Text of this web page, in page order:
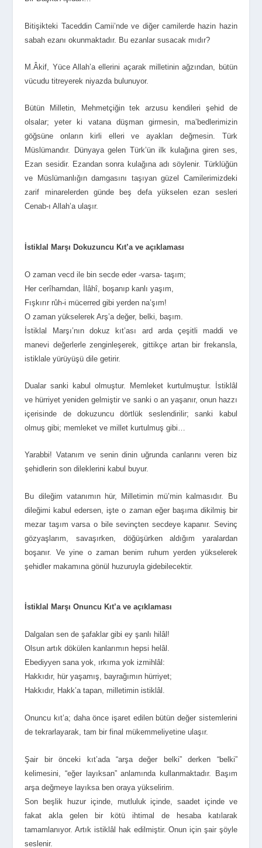
Bitişikteki Taceddin Camii’nde ve diğer camilerde hazin hazin
sabah ezanı okunmaktadır. Bu ezanlar susacak mıdır?
M.Âkif, Yüce Allah’a ellerini açarak milletinin ağzından, bütün
vücudu titreyerek niyazda bulunuyor.
Bütün Milletin, Mehmetçiğin tek arzusu kendileri şehid de
olsalar; yeter ki vatana düşman girmesin, ma’bedlerimizin
göğsüne onların kirli elleri ve ayakları değmesin. Türk
Müslümandır. Dünyaya gelen Türk’ün ilk kulağına giren ses,
Ezan sesidir. Ezandan sonra kulağına adı söylenir. Türklüğün
ve Müslümanlığın damgasını taşıyan güzel Camilerimizdeki
zarif minarelerden günde beş defa yükselen ezan sesleri
Cenab-ı Allah’a ulaşır.
İstiklal Marşı Dokuzuncu Kıt’a ve açıklaması
O zaman vecd ile bin secde eder -varsa- taşım;
Her cerîhamdan, İlâhî, boşanıp kanlı yaşım,
Fışkırır rûh-i mücerred gibi yerden na’şım!
O zaman yükselerek Arş’a değer, belki, başım.
İstiklal Marşı’nın dokuz kıt’ası ard arda çeşitli maddi ve
manevi değerlerle zenginleşerek, gittikçe artan bir frekansla,
istiklale yürüyüşü dile getirir.
Dualar sanki kabul olmuştur. Memleket kurtulmuştur. İstiklâl
ve hürriyet yeniden gelmiştir ve sanki o an yaşanır, onun hazzı
içerisinde de dokuzuncu dörtlük seslendirilir; sanki kabul
olmuş gibi; memleket ve millet kurtulmuş gibi…
Yarabbi! Vatanım ve senin dinin uğrunda canlarını veren biz
şehidlerin son dileklerini kabul buyur.
Bu dileğim vatanımın hür, Milletimin mü’min kalmasıdır. Bu
dileğimi kabul edersen, işte o zaman eğer başıma dikilmiş bir
mezar taşım varsa o bile sevinçten secdeye kapanır. Sevinç
gözyaşlarım, savaşırken, döğüşürken aldığım yaralardan
boşanır. Ve yine o zaman benim ruhum yerden yükselerek
şehidler makamına gönül huzuruyla gidebilecektir.
İstiklal Marşı Onuncu Kıt’a ve açıklaması
Dalgalan sen de şafaklar gibi ey şanlı hilâl!
Olsun artık dökülen kanlarımın hepsi helâl.
Ebediyyen sana yok, ırkıma yok izmihlâl:
Hakkıdır, hür yaşamış, bayrağımın hürriyet;
Hakkıdır, Hakk’a tapan, milletimin istiklâl.
Onuncu kıt’a; daha önce işaret edilen bütün değer sistemlerini
de tekrarlayarak, tam bir final mükemmeliyetine ulaşır.
Şair bir önceki kıt’ada “arşa değer belki” derken “belki”
kelimesini, “eğer layıksan” anlamında kullanmaktadır. Başım
arşa değmeye layıksa ben oraya yükselirim.
Son beşlik huzur içinde, mutluluk içinde, saadet içinde ve
fakat akla gelen bir kötü ihtimal de hesaba katılarak
tamamlanıyor. Artık istiklâl hak edilmiştir. Onun için şair şöyle
seslenir.